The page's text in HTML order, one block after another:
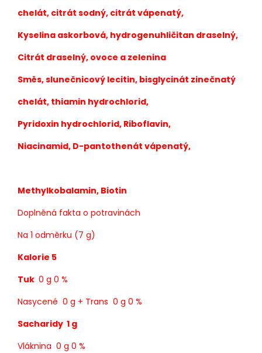
chelát, citrát sodný, citrát vápenatý,
Kyselina askorbová, hydrogenuhličitan draselný,
Citrát draselný, ovoce a zelenina
Směs, slunečnicový lecitin, bisglycinát zinečnatý
chelát, thiamin hydrochlorid,
Pyridoxin hydrochlorid, Riboflavin,
Niacinamid, D-pantothenát vápenatý,
Methylkobalamin, Biotin
Doplněná fakta o potravinách
Na 1 odměrku (7 g)
Kalorie 5
Tuk 0 g 0 %
Nasycené 0 g + Trans 0 g 0 %
Sacharidy 1 g
Vláknina 0 g 0 %